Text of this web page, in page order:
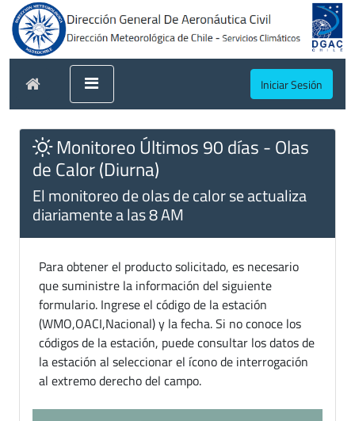
Iniciar Sesión
Monitoreo Últimos 90 días - Olas
de Calor (Diurna)
El monitoreo de olas de calor se actualiza
diariamente a las 8 AM
Para obtener el producto solicitado, es necesario
que suministre la información del siguiente
formulario. Ingrese el código de la estación
(WMO,OACI,Nacional) y la fecha. Si no conoce los
códigos de la estación, puede consultar los datos de
la estación al seleccionar el ícono de interrogación
al extremo derecho del campo.